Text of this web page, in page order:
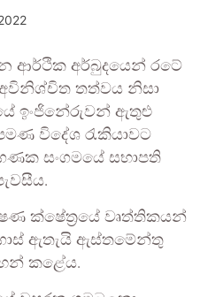
ආර්ථික අර්බුදයෙන් රටේ
තත්වය නිසා
ඉංජිනේරුවන් ඇතුළු
විදේශ රැකියාවට
සංගමයේ සභාපති
ක්ෂේත්‍රයේ වෘත්තිකයන්
ඇතැයි ඇස්තමේන්තු
කළේය.